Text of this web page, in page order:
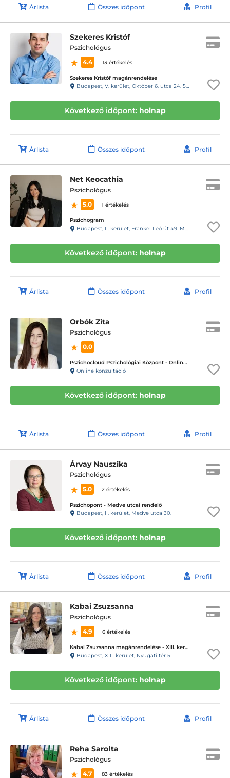
Árlista Összes időpont Profil
Szekeres Kristóf
Pszichológus
4.4
13 értékelés
Szekeres Kristóf magánrendelése
Budapest, V. kerület, Október 6. utca 24. 54-es kapucsengő
Következő időpont: holnap
Árlista Összes időpont Profil
Net Keocathia
Pszichológus
5.0
1 értékelés
Pszichogram
Budapest, II. kerület, Frankel Leó út 49. Magasföldszint 1., csengő: 4.
Következő időpont: holnap
Árlista Összes időpont Profil
Orbók Zita
Pszichológus
0.0
Pszichocloud Pszichológiai Központ - Online ügyfélfogadás
Online konzultáció
Következő időpont: holnap
Árlista Összes időpont Profil
Árvay Nauszika
Pszichológus
5.0
2 értékelés
Pszichopont - Medve utcai rendelő
Budapest, II. kerület, Medve utca 30.
Következő időpont: holnap
Árlista Összes időpont Profil
Kabai Zsuzsanna
Pszichológus
4.9
6 értékelés
Kabai Zsuzsanna magánrendelése - XIII. kerület
Budapest, XIII. kerület, Nyugati tér 5.
Következő időpont: holnap
Árlista Összes időpont Profil
Reha Sarolta
Pszichológus
4.7
83 értékelés